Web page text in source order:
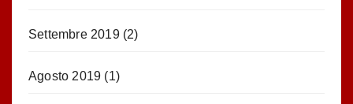
Settembre 2019(2)
Agosto 2019 (1)